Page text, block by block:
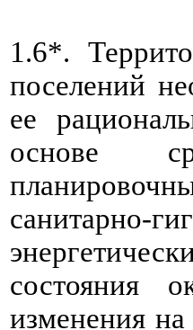
1.6*.
поселений
ее
основе
санитарно-
состояния
изменения